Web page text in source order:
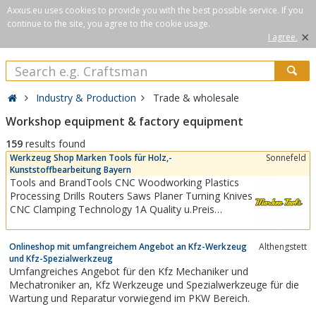
Axxus.eu uses cookies to provide you with the best possible service. If you
continue to the site, you agree to the cookie usage.
I agree. ×
Industry & Production Trade & wholesale
Workshop equipment & factory equipment
159 results found
Werkzeug Shop Marken Tools für Holz,-
Kunststoffbearbeitung Bayern
Sonnefeld
Tools and BrandTools CNC Woodworking Plastics
Processing Drills Routers Saws Planer Turning Knives
CNC Clamping Technology 1A Quality u.Preis
devices have proven themselves for years in the
demanding processing of wood. Wherever
precision,...
Onlineshop mit umfangreichem Angebot an Kfz-Werkzeug
und Kfz-Spezialwerkzeug
Althengstett
Umfangreiches Angebot für den Kfz Mechaniker und
Mechatroniker an, Kfz Werkzeuge und Spezialwerkzeuge für die
Wartung und Reparatur vorwiegend im PKW Bereich.